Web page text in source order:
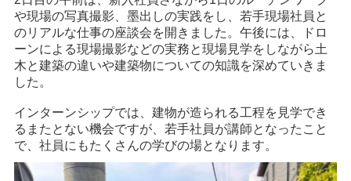
や現場の写真撮影、墨出しの実践をし、若手現場社員と
のリアルな仕事の座談会を開きました。午後には、ドロ
ーンによる現場撮影などの実務と現場見学をしながら土
木と建築の違いや建築物についての知識を深めていきま
した。
インターンシップでは、建物が造られる工程を見学でき
るまたとない機会ですが、若手社員が講師となったこと
で、社員にもたくさんの学びの場となります。